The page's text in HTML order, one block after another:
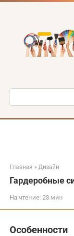
Перейти
Поиск:
Главная » Дизайн
Гардеробные
На чтение: 23 мин
Особенности